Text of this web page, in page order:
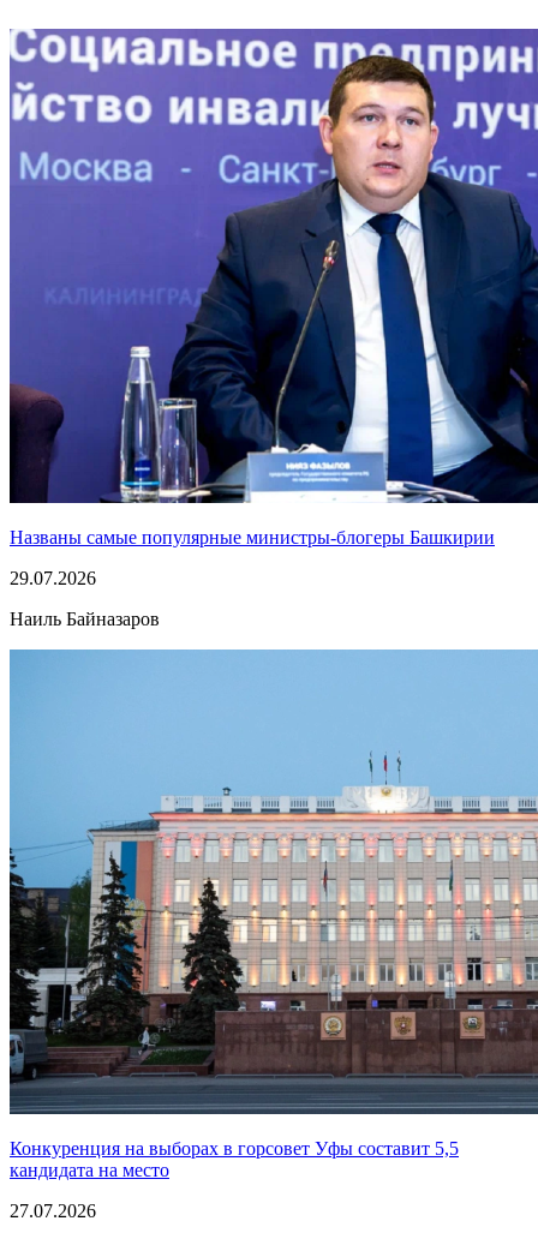
Названы самые популярные министры-блогеры Башкирии
29.07.2026
Наиль Байназаров
Конкуренция на выборах в горсовет Уфы составит 5,5
кандидата на место
27.07.2026